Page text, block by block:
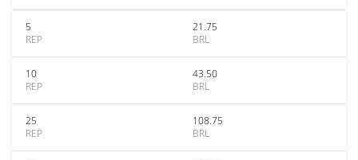
5
REP
21.75
BRL
10
REP
43.50
BRL
25
REP
108.75
BRL